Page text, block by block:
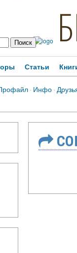
Статьи
· Инфо·